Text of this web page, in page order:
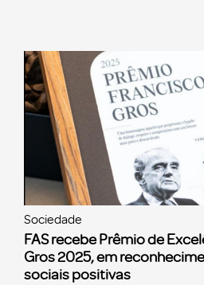
Sociedade
FAS recebe Prêmio de
Gros 2025, em
sociais positivas